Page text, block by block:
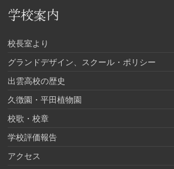
学校案内
校長室より
グランドデザイン、スクール・ポリシー
出雲高校の歴史
久徴園・平田植物園
校歌・校章
学校評価報告
アクセス